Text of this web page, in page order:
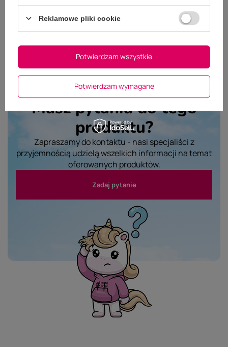
Wyślij opinię
Masz pytania do tego
produktu?
Zapraszamy do kontaktu - nasi specjaliści z
przyjemnością udzielą wszelkich informacji na temat
oferowanych produktów.
Zadaj pytanie
Reklamowe pliki cookie
Potwierdzam wymagane
Potwierdzam wszystkie